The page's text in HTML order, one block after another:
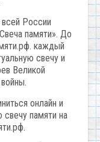
России
памяти». До
каждый
свечу и
Великой
онлайн и
памяти на